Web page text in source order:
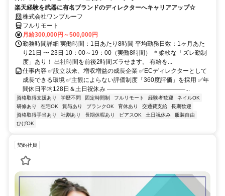
楽天経験を武器に有名ブランドのディレクターへキャリアアップ☆
株式会社ワンプルーフ
フルリモート
月給300,000円～500,000円
勤務時間詳細 実働時間：1日あたり8時間 平均勤務日数：1ヶ月あた
り21日 〜 23日 10：00～19：00（実働8時間） ＊柔軟な「ズレ勤制
度」あり！ 出社時間を前後2時間ズラせます。 有給を...
仕事内容 ✅設立以来、増収増益の成長企業 ✅ECディレクターとして
成長できる環境 ✅主観によらない評価制度「360度評価」を採用 ✅年
間休日平均128日＆土日祝休み ―――――――――――――...
資格取得支援あり 学歴不問 固定時間制 フルリモート 経験者歓迎
ネイルOK
研修あり
在宅OK 賞与あり ブランクOK 育休あり 交通費支給
長期歓迎
資格取得手当あり
社割あり 長期休暇あり ピアスOK 土日祝休み
服装自由
ひげOK
契約社員